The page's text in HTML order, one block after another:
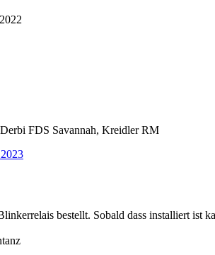
FDS Savannah, Kreidler RM
bestellt. Sobald dass installiert ist